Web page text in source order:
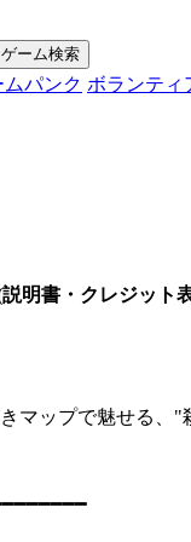
ムパンク ボランティ
説明書・クレジット
マップで魅せる